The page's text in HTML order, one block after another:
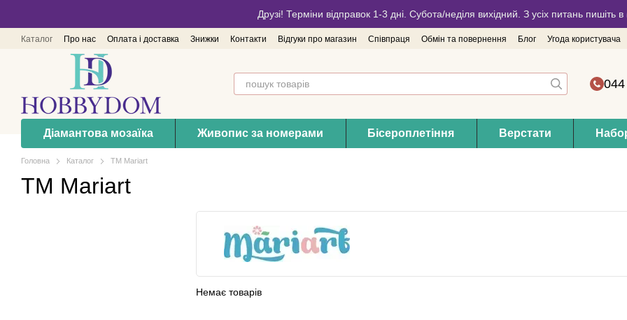
Друзі! Терміни відправок 1-3 дні. Субота/неділя вихідний. З усіх питань пишіть
Каталог Про нас Оплата і доставка Знижки Контакти Відгуки про магазин Співпраця Обмін та повернення Блог Угода користувача
Діамантова мозаїка Живопис за номерами Бісероплетіння Верстати
Головна Каталог ТМ Mariart
ТМ Mariart
Немає товарів